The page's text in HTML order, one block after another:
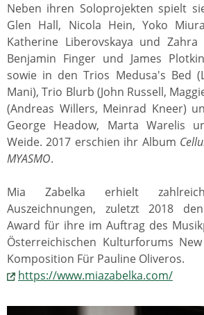
Neben ihren Soloprojekten spielt
Glen Hall, Nicola Hein, Yoko
Katherine Liberovskaya und
Benjamin Finger und James
sowie in den Trios Medusa's Bed
Mani), Trio Blurb (John Russell,
(Andreas Willers, Meinrad Kneer)
George Headow, Marta Warelis
Weide. 2017 erschien ihr Album
MYASMO.
Mia Zabelka erhielt
Auszeichnungen, zuletzt 2018
Award für ihre im Auftrag des
Österreichischen Kulturforums
Komposition Für Pauline Oliveros.
https://www.miazabelka.com/